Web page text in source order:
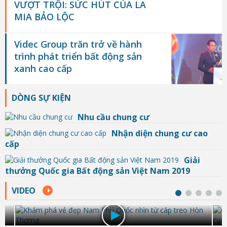
VƯỢT TRỘI: SỨC HÚT CỦA LA
MIA BẢO LỘC
Videc Group trăn trở về hành
trình phát triển bất động sản
xanh cao cấp
DÒNG SỰ KIỆN
Nhu cầu chung cư
Nhận diện chung cư cao
cấp
Giải
thưởng Quốc gia Bất động sản Việt Nam 2019
VIDEO